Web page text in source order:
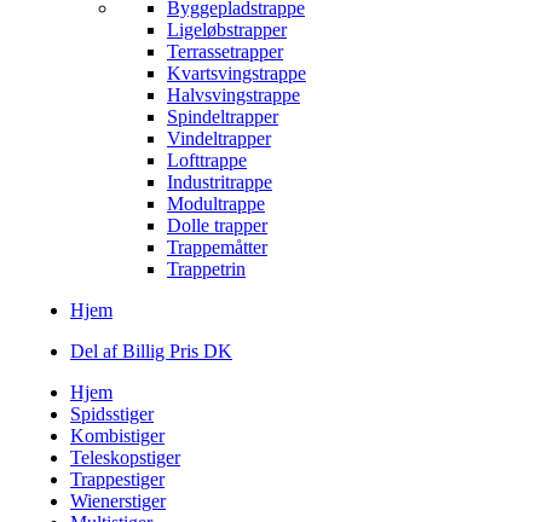
Byggepladstrappe
Ligeløbstrapper
Terrassetrapper
Kvartsvingstrappe
Halvsvingstrappe
Spindeltrapper
Vindeltrapper
Lofttrappe
Industritrappe
Modultrappe
Dolle trapper
Trappemåtter
Trappetrin
Hjem
Del af Billig Pris DK
Hjem
Spidsstiger
Kombistiger
Teleskopstiger
Trappestiger
Wienerstiger